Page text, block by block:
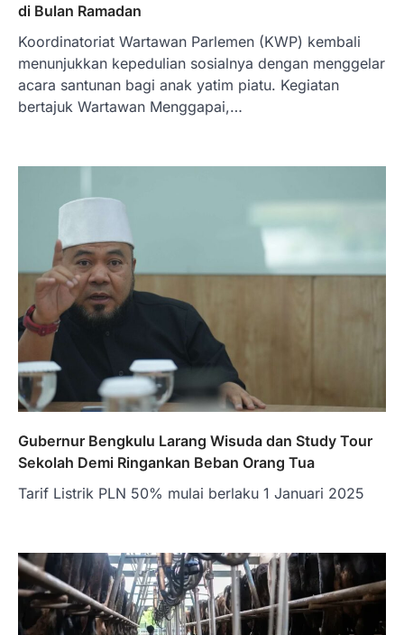
di Bulan Ramadan
Koordinatoriat Wartawan Parlemen (KWP) kembali
menunjukkan kepedulian sosialnya dengan menggelar
acara santunan bagi anak yatim piatu. Kegiatan
bertajuk Wartawan Menggapai,…
Gubernur Bengkulu Larang Wisuda dan Study Tour
Sekolah Demi Ringankan Beban Orang Tua
Tarif Listrik PLN 50% mulai berlaku 1 Januari 2025